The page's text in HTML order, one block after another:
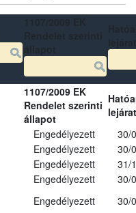
1107/2009 EK
Rendelet szerinti
állapot
Engedélyezett
30/
Engedélyezett
30/
Engedélyezett
31/
Engedélyezett
30/
Engedélyezett
30/